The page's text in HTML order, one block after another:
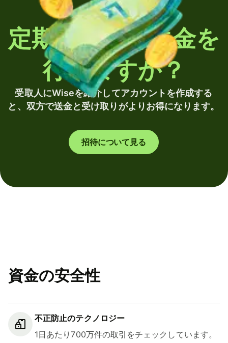
定期的に海外送金を
行いますか？
受取人にWiseを紹介してアカウントを作成する
と、双方で送金と受け取りがよりお得になります。
招待について見る
資金の安全性
不正防止のテクノロジー
1日あたり700万件の取引をチェックしています。